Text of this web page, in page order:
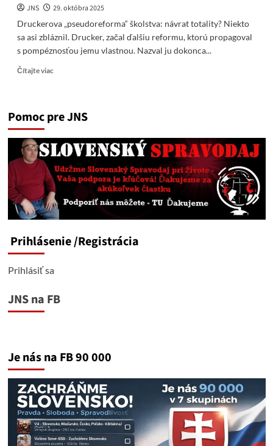
JNS
29. októbra 2025
Druckerova „pseudoreforma“ školstva: návrat totality? Niekto
sa asi zbláznil. Drucker, začal ďalšiu reformu, ktorú propagoval
s pompéznosťou jemu vlastnou. Nazval ju dokonca...
Čítajte viacRead
„Pseudoreforma“
Návrat
Totality
Kolektívne
Šialenstvo?
Pomoc pre JNS
Prihlásenie/Registrácia
Prihlásiť sa
JNS na FB
Je nás na FB 90 000